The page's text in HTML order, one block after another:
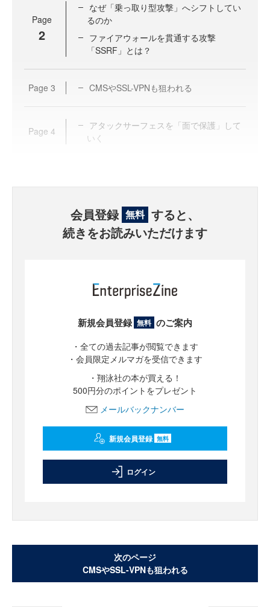
Page
2
なぜ「乗っ取り型攻撃」へシフトしてい
るのか
ファイアウォールを貫通する攻撃
「SSRF」とは？
Page 3 CMSやSSL-VPNも狙われる
Page 4
アタックサーフェスを「面で保護」して
いく
会員登録 無料 すると、
続きをお読みいただけます
新規会員登録 無料 のご案内
・全ての過去記事が閲覧できます
・会員限定メルマガを受信できます
・翔泳社の本が買える！
500円分のポイントをプレゼント
メールバックナンバー
新規会員登録 無料
ログイン
次のページ
CMSやSSL-VPNも狙われる